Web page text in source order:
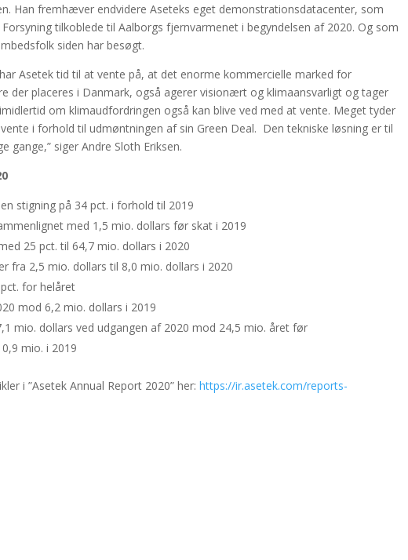
Han fremhæver endvidere Aseteks eget demonstrationsdatacenter, som
tilkoblede til Aalborgs fjernvarmenet i begyndelsen af 2020. Og som
siden har besøgt.
Asetek tid til at vente på, at det enorme kommercielle marked for
der placeres i Danmark, også agerer visionært og klimaansvarligt og tager
om klimaudfordringen også kan blive ved med at vente. Meget tyder
i forhold til udmøntningen af sin Green Deal. Den tekniske løsning er til
gange,” siger Andre Sloth Eriksen.
stigning på 34 pct. i forhold til 2019
med 1,5 mio. dollars før skat i 2019
25 pct. til 64,7 mio. dollars i 2020
fra 2,5 mio. dollars til 8,0 mio. dollars i 2020
for helåret
mod 6,2 mio. dollars i 2019
mio. dollars ved udgangen af 2020 mod 24,5 mio. året før
mio. i 2019
i ”Asetek Annual Report 2020” her:https://ir.asetek.com/reports-